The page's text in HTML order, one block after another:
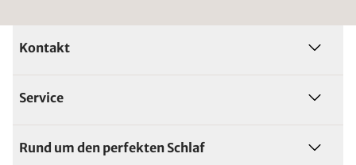
Kontakt
Service
Rund um den perfekten Schlaf